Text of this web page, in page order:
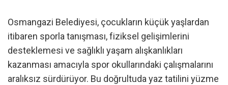
Osmangazi Belediyesi, çocukların küçük yaşlardan
itibaren sporla tanışması, fiziksel gelişimlerini
desteklemesi ve sağlıklı yaşam alışkanlıkları
kazanması amacıyla spor okullarındaki çalışmalarını
aralıksız sürdürüyor. Bu doğrultuda yaz tatilini yüzme